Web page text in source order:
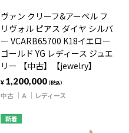
ヴァン クリーフ&アーペル フ
リヴォル ピアス ダイヤ シルバ
ー VCARB65700 K18イエロー
ゴールド YG レディース ジュエ
リー 【中古】【jewelry】
¥ 1,200,000（税込）
中古 A レディース
新着